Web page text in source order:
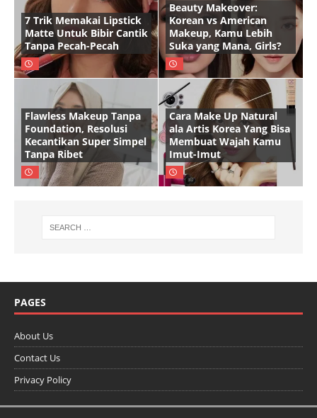
7 Trik Memakai Lipstick
Matte Untuk Bibir Cantik
Tanpa Pecah-Pecah
Beauty Makeover:
Korean vs American
Makeup, Kamu Lebih
Suka yang Mana, Girls?
Flawless Makeup Tanpa
Foundation, Resolusi
Kecantikan Super Simpel
Tanpa Ribet
Cara Make Up Natural
ala Artis Korea Yang Bisa
Membuat Wajah Kamu
Imut-Imut
PAGES
About Us
Contact Us
Privacy Policy